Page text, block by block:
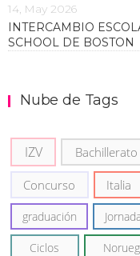
14, May 2026
INTERCAMBIO
SCHOOL DE BOSTON
Nube de Tags
IZV Bachillerato
Concurso Italia
graduación
Ciclos